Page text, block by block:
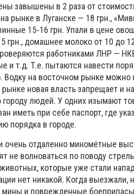
завышены в 2 раза от
рынке в Луганске — 18 грн.,
15-16 грн. Упали в цене
грн., домашнее молоко от 10 до
работниками ЛНР —
и т.д. Т.е. пытаются навести
Водку на восточном рынке можно
новая власть запрещает и
людей. У одних изымают
иметь при себе паспорт, где
порядка в городе.
очень отдаленно миномётные
не волноваться по поводу
которые уже стали
нет никакой. Когда выезжали,
мины и поврежденные